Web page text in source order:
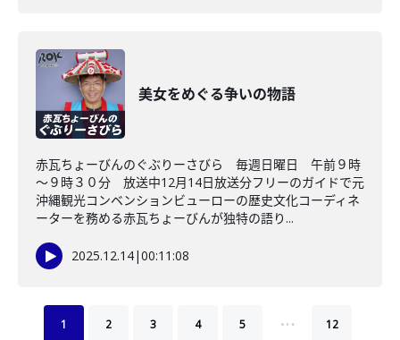
美女をめぐる争いの物語
赤瓦ちょーびんのぐぶりーさびら 毎週日曜日 午前９時
～９時３０分 放送中12月14日放送分フリーのガイドで元
沖縄観光コンベンションビューローの歴史文化コーディネ
ーターを務める赤瓦ちょーびんが独特の語り...
2025.12.14|00:11:08
1 2 3 4 5 … 12